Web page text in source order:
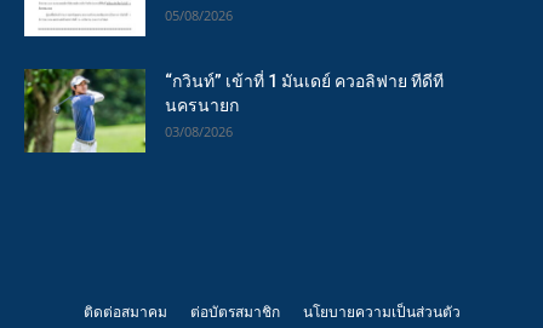
05/08/2026
“กวินท์” เข้าที่ 1 มันเดย์ ควอลิฟาย ทีดีที
นครนายก
03/08/2026
ติดต่อสมาคม ต่อบัตรสมาชิก นโยบายความเป็นส่วนตัว